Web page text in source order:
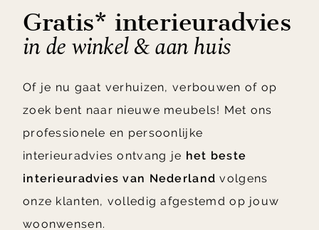
Gratis* interieuradvies
in de winkel & aan huis
Of je nu gaat verhuizen, verbouwen of op
zoek bent naar nieuwe meubels! Met ons
professionele en persoonlijke
interieuradvies ontvang je het beste
interieuradvies van Nederland volgens
onze klanten, volledig afgestemd op jouw
woonwensen.